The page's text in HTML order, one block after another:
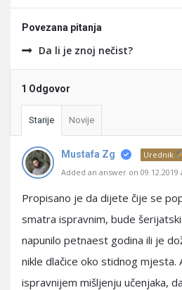
Povezana pitanja
Da li je znoj nečist?
1 Odgovor
Starije Novije
Mustafa Zg
Urednik
Added an answer on 09.12.2019
Propisano je da dijete čije se
smatra ispravnim, bude
napunilo petnaest godina ili je
nikle dlačice oko stidnog mjesta.
ispravnijem mišljenju učenjaka,